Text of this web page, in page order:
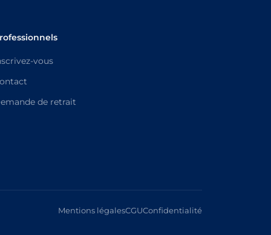
vous
de retrait
Mentions légalesCGUConfidentialité